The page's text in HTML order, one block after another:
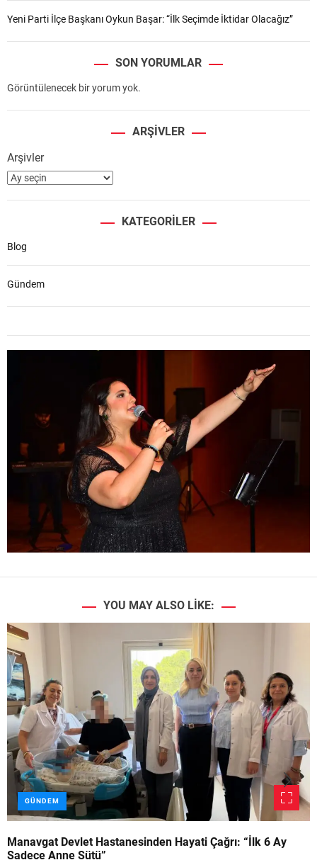
Yeni Parti İlçe Başkanı Oykun Başar: “İlk Seçimde İktidar Olacağız”
SON YORUMLAR
Görüntülenecek bir yorum yok.
ARŞIVLER
Arşivler
KATEGORILER
Blog
Gündem
YOU MAY ALSO LIKE:
GÜNDEM
Manavgat Devlet Hastanesinden Hayati Çağrı: “İlk 6 Ay
Sadece Anne Sütü”